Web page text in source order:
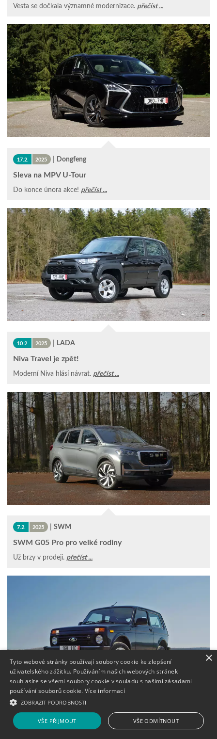
Vesta se dočkala významné modernizace. přečíst ...
17.2. 2025 | Dongfeng
Sleva na MPV U-Tour
Do konce února akce! přečíst ...
10.2. 2025 | LADA
Niva Travel je zpět!
Moderní Niva hlásí návrat. přečíst ...
7.2. 2025 | SWM
SWM G05 Pro pro velké rodiny
Už brzy v prodeji. přečíst ...
17.1. 2025 |LADA
LADA Niva 2025: prodej ZAHÁJEN!
×
Tyto webové stránky používají soubory cookie ke zlepšení
uživatelského zážitku. Používáním našich webových stránek
souhlasíte se všemi soubory cookie v souladu s našimi zásadami
používání souborů cookie. Více informací
ZOBRAZIT PODROBNOSTI
VŠE PŘIJMOUT VŠE ODMÍTNOUT